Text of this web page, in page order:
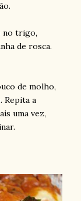
no trigo,
de rosca.
de molho,
Repita a
uma vez,